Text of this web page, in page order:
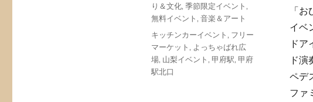
「
イベ
ドア
ド演
ペデ
ファ
リ
ー
り＆文化, 季節限定イベント ,
無料イベント , 音楽＆アート
タ
グ
キッチンカーイベント , フリー
マーケット , よっちゃばれ広
場, 山梨イベント , 甲府駅, 甲府
駅北口